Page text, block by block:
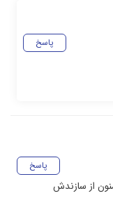
پاسخ
پاسخ
از سازندش